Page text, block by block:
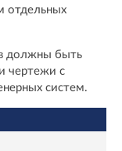
отдельных
должны быть
чертежи с
систем.